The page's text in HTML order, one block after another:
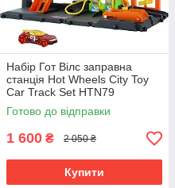
Набір Гот Вілс заправна
станція Hot Wheels City Toy
Car Track Set HTN79
Готово до відправки
1 600 ₴ 2 050 ₴
Купити